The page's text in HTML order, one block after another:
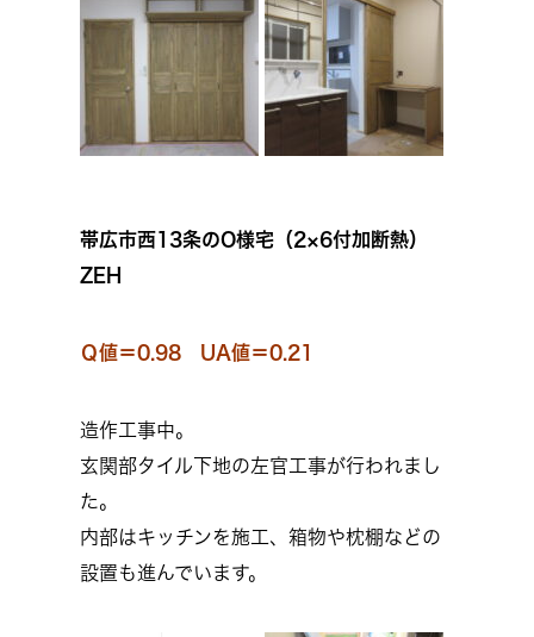
帯広市西13条のO様宅（2×6付加断熱）
ZEH
Ｑ値＝0.98 UA値＝0.21
造作工事中。
玄関部タイル下地の左官工事が行われまし
た。
内部はキッチンを施工、箱物や枕棚などの
設置も進んでいます。